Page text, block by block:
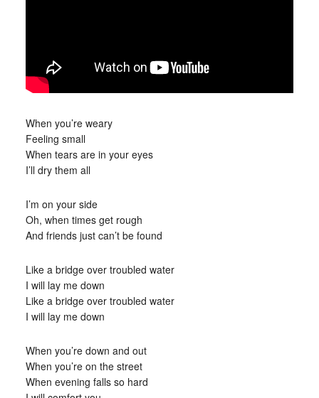
When you’re weary
Feeling small
When tears are in your eyes
I’ll dry them all
I’m on your side
Oh, when times get rough
And friends just can’t be found
Like a bridge over troubled water
I will lay me down
Like a bridge over troubled water
I will lay me down
When you’re down and out
When you’re on the street
When evening falls so hard